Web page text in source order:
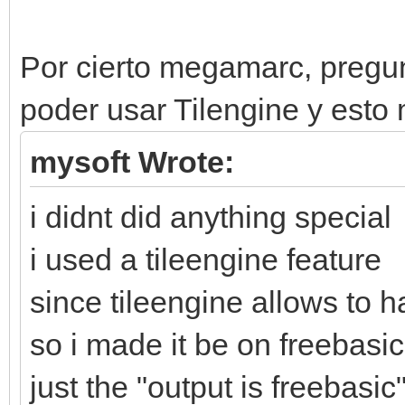
Por cierto megamarc,
poder usar Tilengine y esto
mysoft Wrote:
i didnt did anything special
i used a tileengine feature
since tileengine allows to
so i made it be on
just the "output is